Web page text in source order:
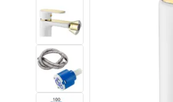
Vasche da bagno e schermi
Rubinetti da bagno